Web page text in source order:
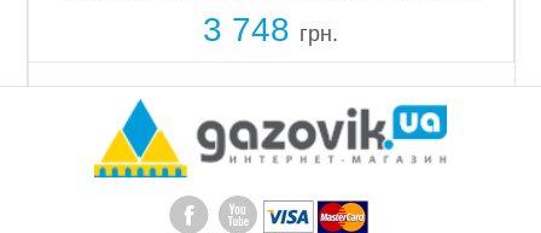
мощность 577вт, объём воды 2,06л,...
3 748 грн.